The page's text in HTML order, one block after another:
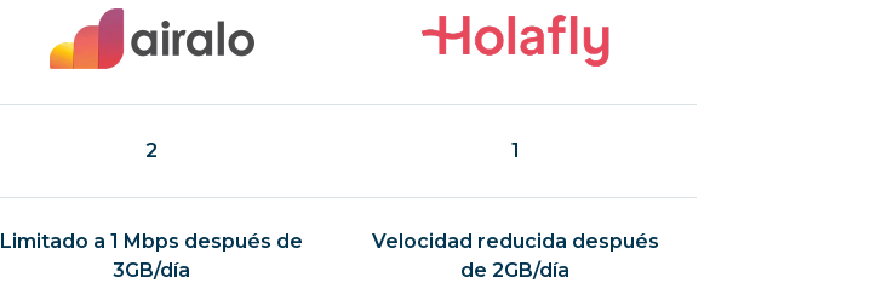
2 1
Limitado a 1 Mbps después de
3GB/día
Velocidad reducida después
de 2GB/día